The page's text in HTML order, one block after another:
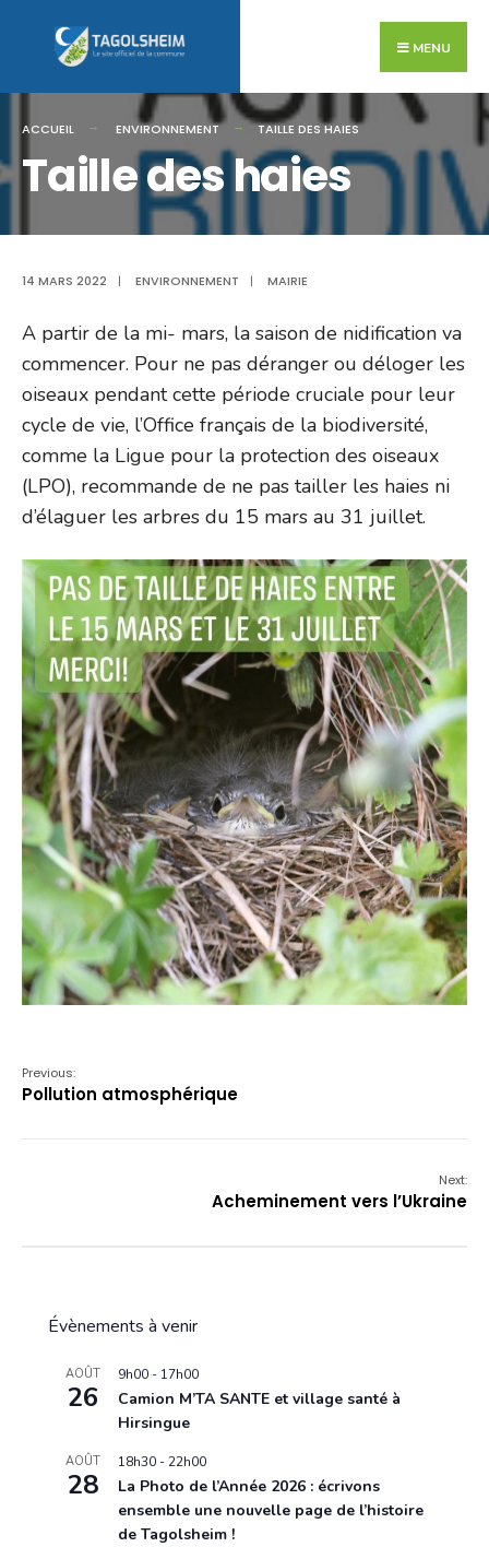
MENU
ACCUEIL ENVIRONNEMENT TAILLE DES HAIES
Taille des haies
14 MARS 2022 | ENVIRONNEMENT | MAIRIE
A partir de la mi- mars, la saison de nidification va
commencer. Pour ne pas déranger ou déloger les
oiseaux pendant cette période cruciale pour leur
cycle de vie, l’Office français de la biodiversité,
comme la Ligue pour la protection des oiseaux
(LPO), recommande de ne pas tailler les haies ni
d’élaguer les arbres du 15 mars au 31 juillet.
Previous:
Pollution atmosphérique
Next:
Acheminement vers l’Ukraine
Évènements à venir
AOÛT
26
9h00 - 17h00
Camion M’TA SANTE et village santé à
Hirsingue
AOÛT
28
18h30 -22h00
La Photo de l’Année 2026 : écrivons
ensemble une nouvelle page de l’histoire
de Tagolsheim !
for: